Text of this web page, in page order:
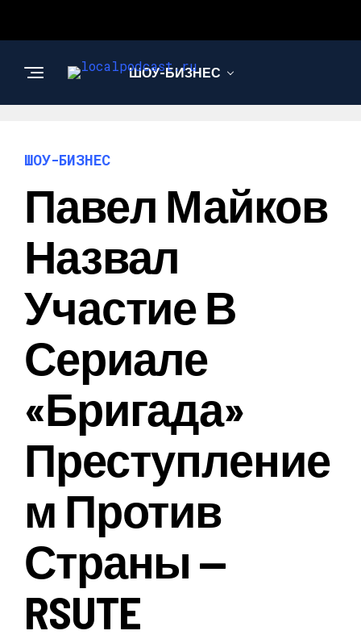
ШОУ-БИЗНЕС
ШОУ-БИЗНЕС
Павел Майков
Назвал
Участие В
Сериале
«Бригада»
Преступление
М Против
Страны —
RSUTE